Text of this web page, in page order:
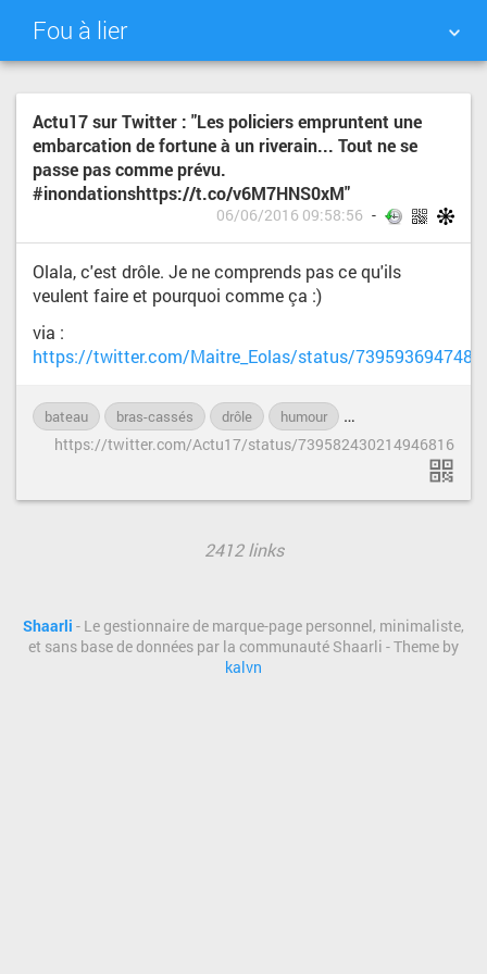
Fou à lier
NUAGE DE TAGS MUR D'IMAGES
QUOTIDIEN
Actu17 sur Twitter : "Les policiers empruntent une
embarcation de fortune à un riverain... Tout ne se
passe pas comme prévu.
#inondationshttps://t.co/v6M7HNS0xM"
06/06/2016 09:58:56
Olala, c'est drôle. Je ne comprends pas ce qu'ils
veulent faire et pourquoi comme ça :)
via :
https://twitter.com/Maitre_Eolas/status/
bateau bras-cassés drôle humour
https://twitter.com/Actu17/status/739582430214946816
2412 links
Shaarli - Le gestionnaire de marque-page personnel, minimaliste,
et sans base de données par la communauté Shaarli - Theme by
kalvn